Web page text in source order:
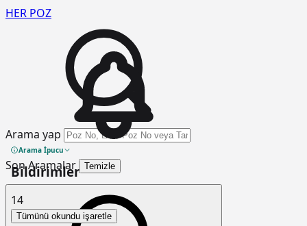
HER POZ
Arama yap
Arama İpucu
Son Aramalar Temizle
Bildirimler
14
Tümünü okundu işaretle